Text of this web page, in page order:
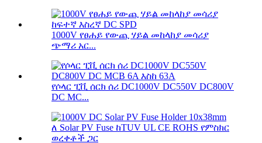
1000V የፀሐይ የውጪ ሃይል መከላከያ መሳሪያ
ጭማሪ አር...
የሶላር ፒቪ ሰርክ ሰሪ DC1000V DC550V DC800V
DC MC...